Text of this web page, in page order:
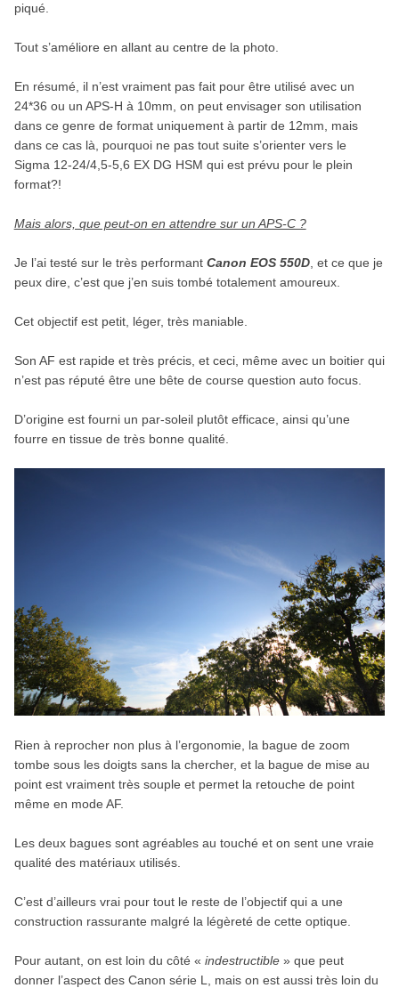
piqué.
Tout s’améliore en allant au centre de la photo.
En résumé, il n’est vraiment pas fait pour être utilisé avec un
24*36 ou un APS-H à 10mm, on peut envisager son utilisation
dans ce genre de format uniquement à partir de 12mm, mais
dans ce cas là, pourquoi ne pas tout suite s’orienter vers le
Sigma 12-24/4,5-5,6 EX DG HSM qui est prévu pour le plein
format?!
Mais alors, que peut-on en attendre sur un APS-C ?
Je l’ai testé sur le très performant Canon EOS 550D, et ce que je
peux dire, c’est que j’en suis tombé totalement amoureux.
Cet objectif est petit, léger, très maniable.
Son AF est rapide et très précis, et ceci, même avec un boitier qui
n’est pas réputé être une bête de course question auto focus.
D’origine est fourni un par-soleil plutôt efficace, ainsi qu’une
fourre en tissue de très bonne qualité.
Rien à reprocher non plus à l’ergonomie, la bague de zoom
tombe sous les doigts sans la chercher, et la bague de mise au
point est vraiment très souple et permet la retouche de point
même en mode AF.
Les deux bagues sont agréables au touché et on sent une vraie
qualité des matériaux utilisés.
C’est d’ailleurs vrai pour tout le reste de l’objectif qui a une
construction rassurante malgré la légèreté de cette optique.
Pour autant, on est loin du côté « indestructible» que peut
donner l’aspect des Canon série L, mais on est aussi très loin du